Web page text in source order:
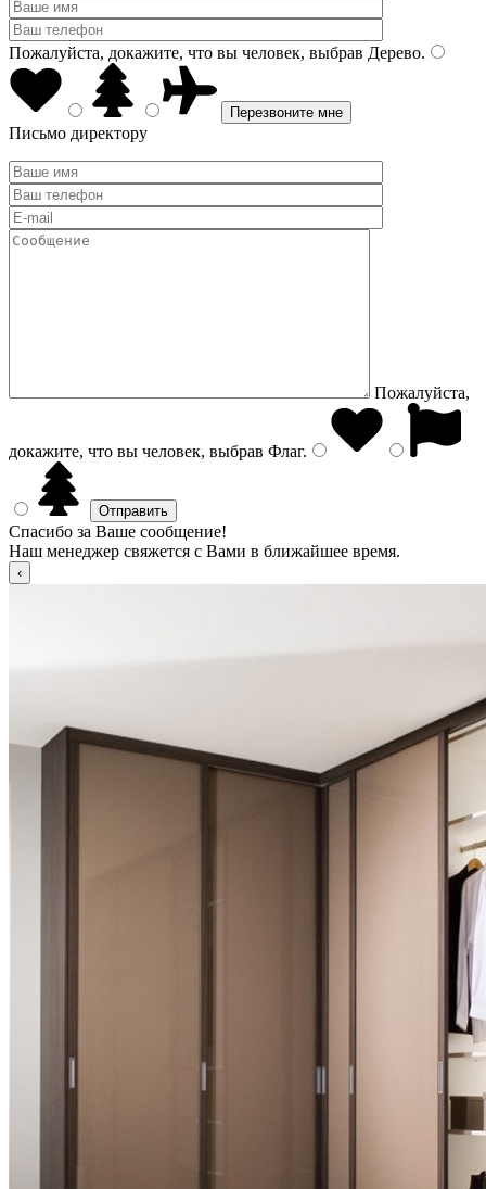
Пожалуйста, докажите, что вы человек, выбрав Дерево.
Письмо директору
Пожалуйста,
докажите, что вы человек, выбрав Флаг.
Спасибо за Ваше сообщение!
Наш менеджер свяжется с Вами в ближайшее время.